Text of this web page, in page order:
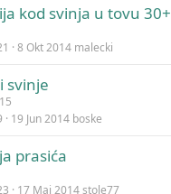
kod svinja u tovu 30+
8 Okt 2014 malecki
svinje
19 Jun 2014 boske
prasića
17 Maj 2014stole77